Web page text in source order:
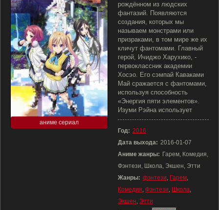
аниме сериал
рождённом из людских
фантазий. Появляются
создания, которых мы
называем монстрами или
призраками, в том мире же их
кличут фантомами. Главный
герой, Ичиджо Харухико, -
первоклассник академии
Хосэо. Его сэмпай Каваками
Май сражается с фантомами,
используя способность
«Энергия пяти элементов».
Изуми Рэйна использует
Год: 2016
Дата выхода: 2016-01-07
Аниме жанры: Гарем, Комедия,
Фэнтези, Школа, Экшен, Этти
Жанры: фэнтези, Гарем,
Комедия, Фэнтези, Школа,
Экшен, Этти